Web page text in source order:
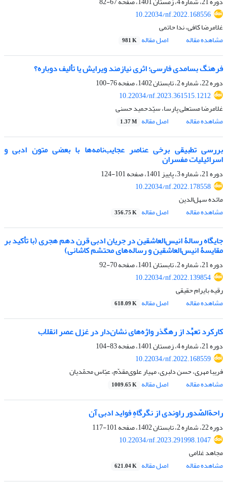
10.22034/nf.2022.168556
غلامرضا کافی، ندا حاتمی
مشاهده مقاله
اصل مقاله 981 K
فرهنگ بسامدی فارسی؛ اثری نیازمند ویرایش یا تألیف دوباره؟
دوره 22، شماره 2، تابستان 1402، صفحه
76-100
10.22034/nf.2023.361515.1212
غلامرضا مستعلی پارسا، سیّدحمید حسنی
مشاهده مقاله
اصل مقاله 1.37 M
بررسی تطبیقی برخی عناصر عجایب‌نامه‌ها با بعضی متون ادبی و
اسرائیلیات مفسران
دوره 21، شماره 3، پاییز 1401، صفحه
101-124
10.22034/nf.2022.178558
مائده سهل‌الدین
مشاهده مقاله
اصل مقاله 356.75 K
جایگاه رسالۀ انیس‌‌العاشقین در جریان ادبی قرن دهم هجری (با تأکید بر
مقایسۀ انیس‌‌العاشقین و رساله‌های محتشم کاشانی)
دوره 21، شماره 2، تابستان 1401، صفحه
70-92
10.22034/nf.2022.139854
رقیه بایرام حقیقی
مشاهده مقاله
اصل مقاله 618.09 K
کارکرد تعهِّد از رهگذر واژه‌های نشان‌دار در غزل عصر انقلاب
دوره 21، شماره 4، زمستان 1401، صفحه
83-104
10.22034/nf.2022.168559
فریبا مهری، حسن دلبری، مهیار علوی‌مقدّم، عبّاس محمّدیان
مشاهده مقاله
اصل مقاله 1009.65 K
راحةالصّدور راوندی از نگرگاهِ فواید ادبی آن
دوره 22، شماره 2، تابستان 1402، صفحه
101-117
10.22034/nf.2023.291998.1047
مجاهد غلامی
مشاهده مقاله
اصل مقاله 621.04 K